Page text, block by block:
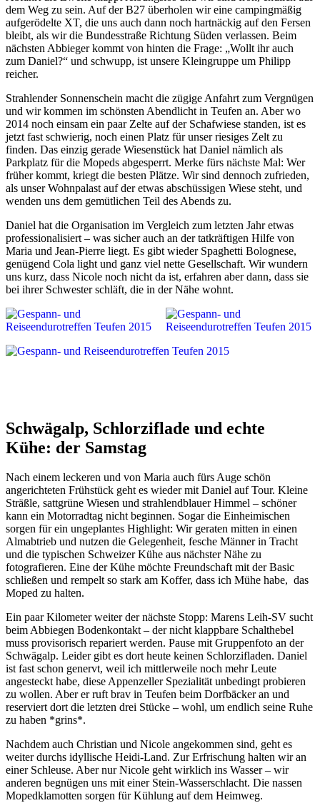
dem Weg zu sein. Auf der B27 überholen wir eine campingmäßig
aufgerödelte XT, die uns auch dann noch hartnäckig auf den Fersen
bleibt, als wir die Bundesstraße Richtung Süden verlassen. Beim
nächsten Abbieger kommt von hinten die Frage: „Wollt ihr auch
zum Daniel?“ und schwupp, ist unsere Kleingruppe um Philipp
reicher.
Strahlender Sonnenschein macht die zügige Anfahrt zum Vergnügen
und wir kommen im schönsten Abendlicht in Teufen an. Aber wo
2014 noch einsam ein paar Zelte auf der Schafwiese standen, ist es
jetzt fast schwierig, noch einen Platz für unser riesiges Zelt zu
finden. Das einzig gerade Wiesenstück hat Daniel nämlich als
Parkplatz für die Mopeds abgesperrt. Merke fürs nächste Mal: Wer
früher kommt, kriegt die besten Plätze. Wir sind dennoch zufrieden,
als unser Wohnpalast auf der etwas abschüssigen Wiese steht, und
wenden uns dem gemütlichen Teil des Abends zu.
Daniel hat die Organisation im Vergleich zum letzten Jahr etwas
professionalisiert – was sicher auch an der tatkräftigen Hilfe von
Maria und Jean-Pierre liegt. Es gibt wieder Spaghetti Bolognese,
genügend Cola light und ganz viel nette Gesellschaft. Wir wundern
uns kurz, dass Nicole noch nicht da ist, erfahren aber dann, dass sie
bei ihrer Schwester schläft, die in der Nähe wohnt.
Schwägalp, Schlorziflade und echte
Kühe: der Samstag
Nach einem leckeren und von Maria auch fürs Auge schön
angerichteten Frühstück geht es wieder mit Daniel auf Tour. Kleine
Sträßle, sattgrüne Wiesen und strahlendblauer Himmel – schöner
kann ein Motorradtag nicht beginnen. Sogar die Einheimischen
sorgen für ein ungeplantes Highlight: Wir geraten mitten in einen
Almabtrieb und nutzen die Gelegenheit, fesche Männer in Tracht
und die typischen Schweizer Kühe aus nächster Nähe zu
fotografieren. Eine der Kühe möchte Freundschaft mit der Basic
schließen und rempelt so stark am Koffer, dass ich Mühe habe, das
Moped zu halten.
Ein paar Kilometer weiter der nächste Stopp: Marens Leih-SV sucht
beim Abbiegen Bodenkontakt – der nicht klappbare Schalthebel
muss provisorisch repariert werden. Pause mit Gruppenfoto an der
Schwägalp. Leider gibt es dort heute keinen Schlorzifladen. Daniel
ist fast schon genervt, weil ich mittlerweile noch mehr Leute
angesteckt habe, diese Appenzeller Spezialität unbedingt probieren
zu wollen. Aber er ruft brav in Teufen beim Dorfbäcker an und
reserviert dort die letzten drei Stücke – wohl, um endlich seine Ruhe
zu haben *grins*.
Nachdem auch Christian und Nicole angekommen sind, geht es
weiter durchs idyllische Heidi-Land. Zur Erfrischung halten wir an
einer Schleuse. Aber nur Nicole geht wirklich ins Wasser – wir
anderen begnügen uns mit einer Stein-Wasserschlacht. Die nassen
Mopedklamotten sorgen für Kühlung auf dem Heimweg.